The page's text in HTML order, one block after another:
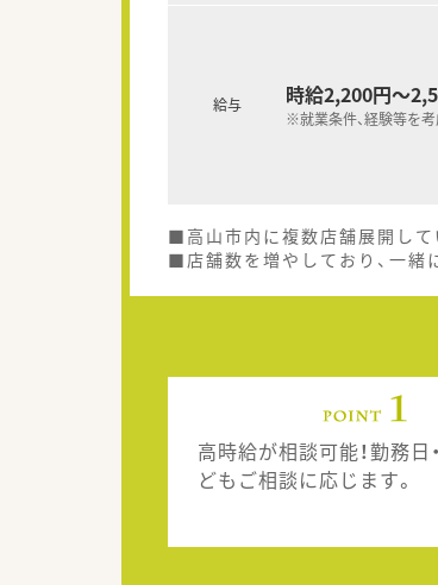
給与 時給2,200円～
※就業条件、経験等を考
■高山市内に複数店舗展開して
■店舗数を増やしており、一
高時給が相談可能！勤務日
どもご相談に応じます。